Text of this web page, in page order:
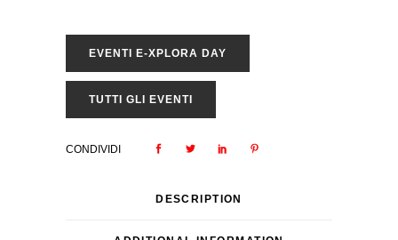
EVENTI E-XPLORA DAY
TUTTI GLI EVENTI
CONDIVIDI
DESCRIPTION